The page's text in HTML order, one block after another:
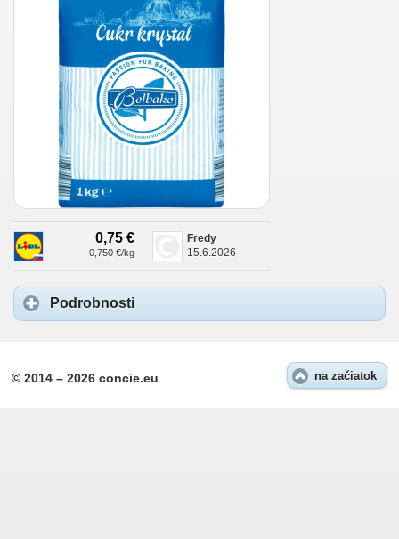
0,75 €
0,750 €/kg
Fredy
15.6.2026
Podrobnosti
na začiatok
© 2014 – 2026 concie.eu